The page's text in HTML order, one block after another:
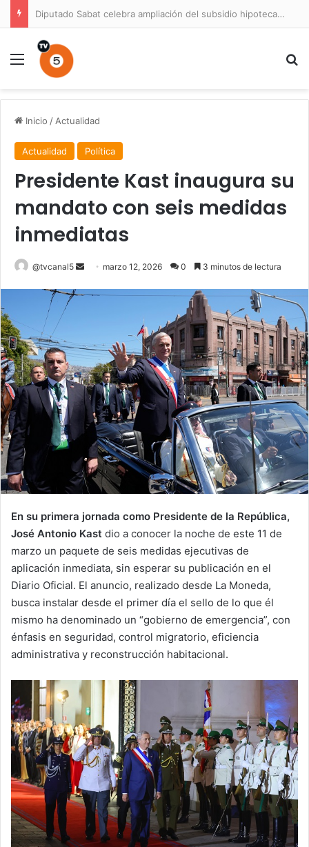
Diputado Sabat celebra ampliación del subsidio hipotecario con viviendas de hasta 6.000 UF
Menú
Inicio / Actualidad
Actualidad Política
Presidente Kast inaugura su
mandato con seis medidas
inmediatas
@tvcanal5
Send
email
marzo 12, 2026 0 3 minutos de lectura
En su primera jornada como Presidente de la República,
José Antonio Kast dio a conocer la noche de este 11 de
marzo un paquete de seis medidas ejecutivas de
aplicación inmediata, sin esperar su publicación en el
Diario Oficial. El anuncio, realizado desde La Moneda,
busca instalar desde el primer día el sello de lo que él
mismo ha denominado un “gobierno de emergencia”, con
énfasis en seguridad, control migratorio, eficiencia
administrativa y reconstrucción habitacional.